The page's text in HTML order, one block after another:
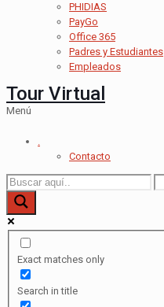
PHIDIAS
PayGo
Office 365
Padres y Estudiantes
Empleados
Tour Virtual
Menú
.
Contacto
Exact matches only
Search in title